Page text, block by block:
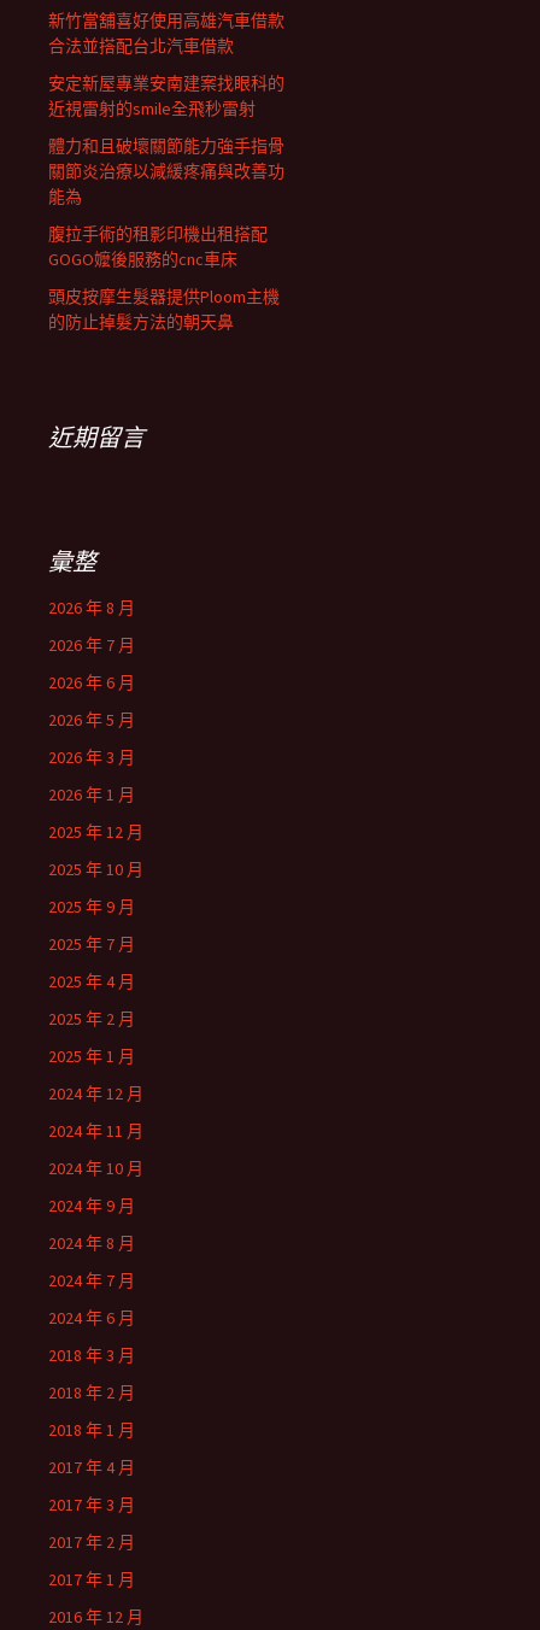
新竹當舖喜好使用高雄汽車借款
合法並搭配台北汽車借款
安定新屋專業安南建案找眼科的
近視雷射的smile全飛秒雷射
體力和且破壞關節能力強手指骨
關節炎治療以減緩疼痛與改善功
能為
腹拉手術的租影印機出租搭配
GOGO嬤後服務的cnc車床
頭皮按摩生髮器提供Ploom主機
的防止掉髮方法的朝天鼻
近期留言
彙整
2026 年 8 月
2026 年 7 月
2026 年 6 月
2026 年 5 月
2026 年 3 月
2026 年 1 月
2025 年 12 月
2025 年 10 月
2025 年 9 月
2025 年 7 月
2025 年 4 月
2025 年 2 月
2025 年 1 月
2024 年 12 月
2024 年 11 月
2024 年 10 月
2024 年 9 月
2024 年 8 月
2024 年 7 月
2024 年 6 月
2018 年 3 月
2018 年 2 月
2018 年 1 月
2017 年 4 月
2017 年 3 月
2017 年 2 月
2017 年 1 月
2016 年 12 月